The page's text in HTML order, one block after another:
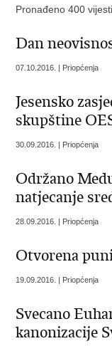
Pronađeno 400 vijesti.
Dan
07.10.2016. | Priopćenja
Jesensko
skupštine
30.09.2016. | Priopćenja
Održano
natjecanje
28.09.2016. | Priopćenja
Otvorena
19.09.2016. | Priopćenja
Svecano
kanonizacije